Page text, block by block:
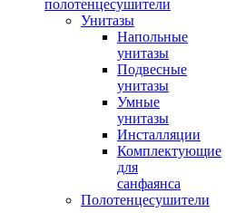
полотенцесушители
Унитазы
Напольные
унитазы
Подвесные
унитазы
Умные
унитазы
Инсталляции
Комплектующие
для
санфаянса
Полотенцесушители